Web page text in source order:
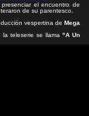
el encuentro de
de su parentesco.
vespertina de Mega
la teleserie se llama"A Un